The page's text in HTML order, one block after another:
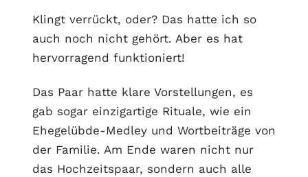
Klingt verrückt, oder? Das hatte ich so
auch noch nicht gehört. Aber es hat
hervorragend funktioniert!
Das Paar hatte klare Vorstellungen, es
gab sogar einzigartige Rituale, wie ein
Ehegelübde-Medley und Wortbeiträge von
der Familie. Am Ende waren nicht nur
das Hochzeitspaar, sondern auch alle